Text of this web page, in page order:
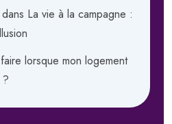
dans La vie à la campagne :
lorsque mon logement